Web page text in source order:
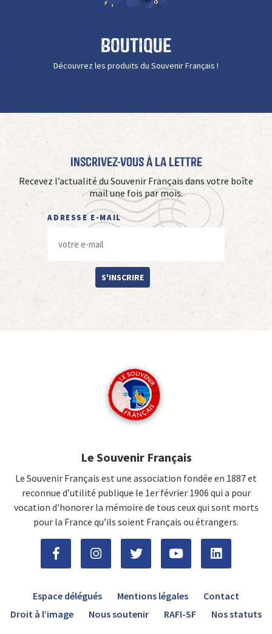
Boutique
Découvrez les produits du Souvenir Français !
Inscrivez-vous à La Lettre
Recevez l’actualité du Souvenir Français dans votre boîte
mail une fois par mois.
ADRESSE E-MAIL
S'INSCRIRE
Le Souvenir Français
Le Souvenir Français est une association fondée en 1887 et
reconnue d’utilité publique le 1er février 1906 qui a pour
vocation d'honorer la mémoire de tous ceux qui sont morts
pour la France qu’ils soient Français ou étrangers.
Espace délégués Mentions légales
Contact
Droit à l’image
Nous soutenir RAFI-SF Nos statuts